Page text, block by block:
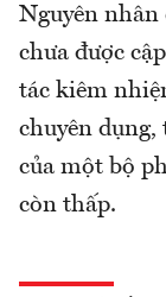
Nguyên nhân
chưa được
tác kiêm
chuyên
của một bộ
còn thấp.